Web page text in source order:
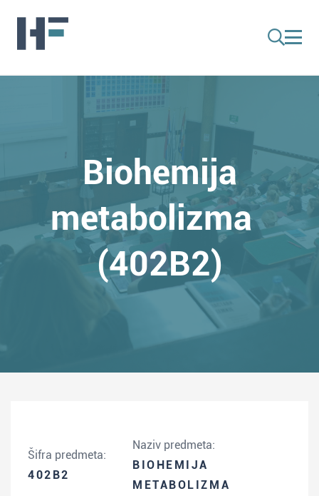
Biohemija
metabolizma
(402B2)
Šifra predmeta:
402B2
Naziv predmeta:
BIOHEMIJA
METABOLIZMA